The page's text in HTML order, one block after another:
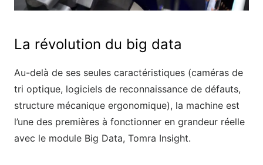
La révolution du big data
Au-delà de ses seules caractéristiques (caméras de
tri optique, logiciels de reconnaissance de défauts,
structure mécanique ergonomique), la machine est
l’une des premières à fonctionner en grandeur réelle
avec le module Big Data, Tomra Insight.